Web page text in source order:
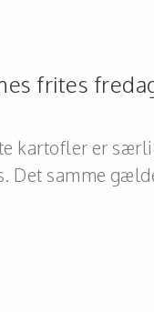
frites
kartofler er
Det samme